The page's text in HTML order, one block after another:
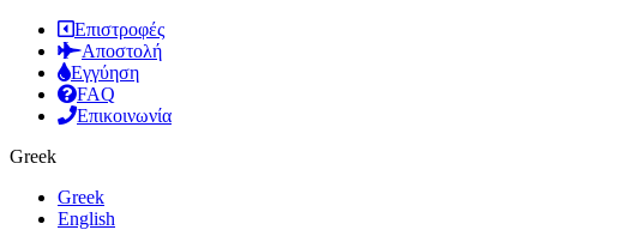
Επιστροφές
Αποστολή
Εγγύηση
FAQ
Επικοινωνία
Greek
Greek
English